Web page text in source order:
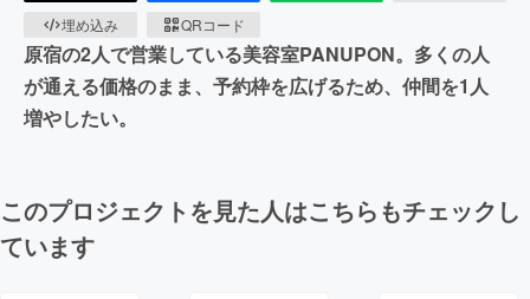
埋め込み
QRコード
原宿の2人で営業している美容室PANUPON。多くの人
が通える価格のまま、予約枠を広げるため、仲間を1人
増やしたい。
このプロジェクトを見た人はこちらもチェックし
ています